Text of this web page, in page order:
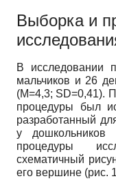
Выборка и
В исследовании
мальчиков и 26
(M=4,3; SD=0,41).
процедуры был
разработанный
у дошкольников
процедуры
схематичный
его вершине (рис.